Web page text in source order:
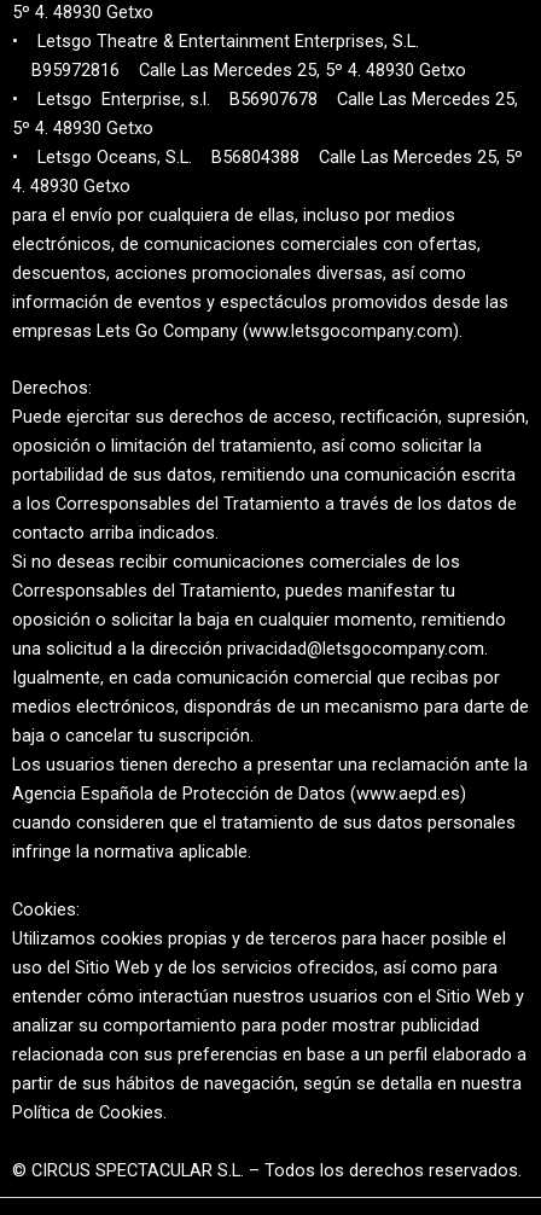
5º 4. 48930 Getxo
• Letsgo Theatre & Entertainment Enterprises, S.L.
B95972816 Calle Las Mercedes 25, 5º 4. 48930 Getxo
• Letsgo Enterprise, s.l. B56907678 Calle Las Mercedes 25,
5º 4. 48930 Getxo
• Letsgo Oceans, S.L. B56804388 Calle Las Mercedes 25, 5º
4. 48930 Getxo
para el envío por cualquiera de ellas, incluso por medios
electrónicos, de comunicaciones comerciales con ofertas,
descuentos, acciones promocionales diversas, así como
información de eventos y espectáculos promovidos desde las
empresas Lets Go Company (www.letsgocompany.com).
Derechos:
Puede ejercitar sus derechos de acceso, rectificación, supresión,
oposición o limitación del tratamiento, así como solicitar la
portabilidad de sus datos, remitiendo una comunicación escrita
a los Corresponsables del Tratamiento a través de los datos de
contacto arriba indicados.
Si no deseas recibir comunicaciones comerciales de los
Corresponsables del Tratamiento, puedes manifestar tu
oposición o solicitar la baja en cualquier momento, remitiendo
una solicitud a la dirección privacidad@letsgocompany.com.
Igualmente, en cada comunicación comercial que recibas por
medios electrónicos, dispondrás de un mecanismo para darte de
baja o cancelar tu suscripción.
Los usuarios tienen derecho a presentar una reclamación ante la
Agencia Española de Protección de Datos (www.aepd.es)
cuando consideren que el tratamiento de sus datos personales
infringe la normativa aplicable.
Cookies:
Utilizamos cookies propias y de terceros para hacer posible el
uso del Sitio Web y de los servicios ofrecidos, así como para
entender cómo interactúan nuestros usuarios con el Sitio Web y
analizar su comportamiento para poder mostrar publicidad
relacionada con sus preferencias en base a un perfil elaborado a
partir de sus hábitos de navegación, según se detalla en nuestra
Política de Cookies.
© CIRCUS SPECTACULAR S.L. – Todos los derechos reservados.